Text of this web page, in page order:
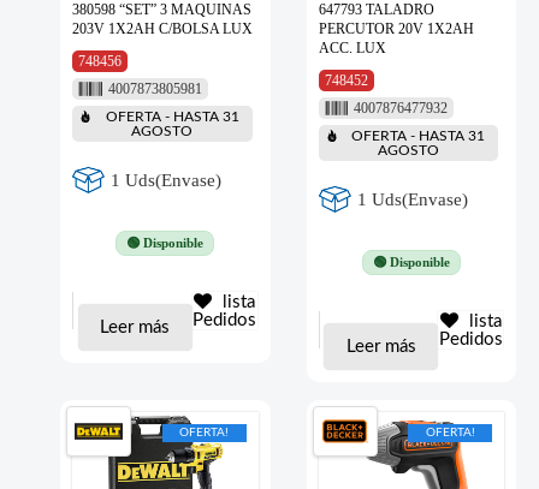
380598 “SET” 3 MAQUINAS
203V 1X2AH C/BOLSA LUX
748456
4007873805981
OFERTA - HASTA 31
AGOSTO
1 Uds(Envase)
🟢 Disponible
Leer más
lista
Pedidos
647793 TALADRO
PERCUTOR 20V 1X2AH
ACC. LUX
748452
4007876477932
OFERTA - HASTA 31
AGOSTO
1 Uds(Envase)
🟢 Disponible
Leer más
lista
Pedidos
OFERTA! OFERTA!